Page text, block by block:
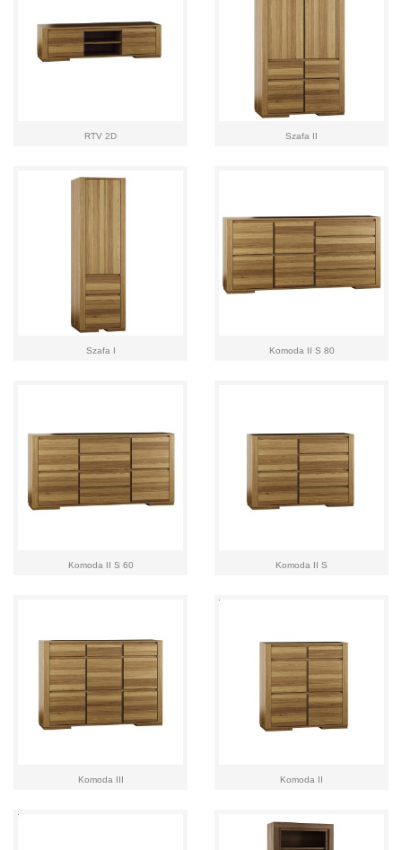
RTV 2D Szafa II
Szafa I Komoda II S 80
Komoda II S 60 Komoda II S
Komoda III Komoda II